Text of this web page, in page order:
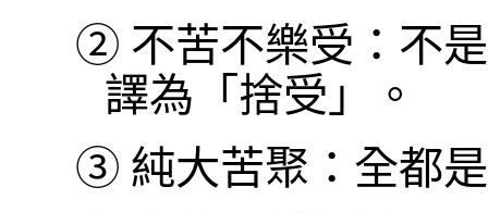
② 不苦不樂受：不
譯為「捨受」。
③ 純大苦聚：全都